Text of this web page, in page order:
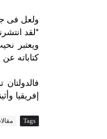
ولعل فى
*لقد
ويعتبر
كتاباته
فالدولتان
إفريقيا
Tags